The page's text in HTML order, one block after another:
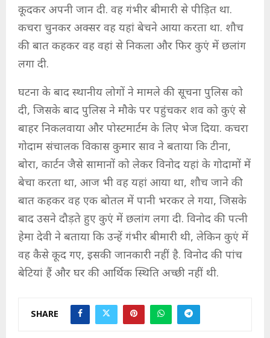
कूदकर अपनी जान दी. वह गंभीर बीमारी से पीड़ित था.
कचरा चुनकर अक्सर वह यहां बेचने आया करता था. शौच
की बात कहकर वह वहां से निकला और फिर कुएं में छलांग
लगा दी.
घटना के बाद स्थानीय लोगों ने मामले की सूचना पुलिस को
दी, जिसके बाद पुलिस ने मौके पर पहुंचकर शव को कुएं से
बाहर निकलवाया और पोस्टमार्टम के लिए भेज दिया. कचरा
गोदाम संचालक विकास कुमार साव ने बताया कि टीना,
बोरा, कार्टन जैसे सामानों को लेकर विनोद यहां के गोदामों में
बेचा करता था, आज भी वह यहां आया था, शौच जाने की
बात कहकर वह एक बोतल में पानी भरकर ले गया, जिसके
बाद उसने दौड़ते हुए कुएं में छलांग लगा दी. विनोद की पत्नी
हेमा देवी ने बताया कि उन्हें गंभीर बीमारी थी, लेकिन कुएं में
वह कैसे कूद गए, इसकी जानकारी नहीं है. विनोद की पांच
बेटियां हैं और घर की आर्थिक स्थिति अच्छी नहीं थी.
SHARE